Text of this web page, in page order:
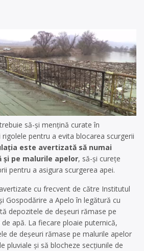
să-și mențină curate în
pentru a evita blocarea scurgerii
este avertizată să numai
și pe malurile apelor, să-și curețe
pentru a asigura scurgerea apei.
cu frecvent de către Institutul
Gospodărire a Apelo în legătură cu
depozitele de deșeuri rămase pe
apă. La fiecare ploaie puternică,
de deșeuri rămase pe malurile apelor
pluviale și să blocheze secțiunile de